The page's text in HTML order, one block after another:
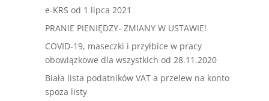
e-KRS od 1 lipca 2021
PRANIE PIENIĘDZY- ZMIANY W USTAWIE!
COVID-19, maseczki i przyłbice w pracy
obowiązkowe dla wszystkich od 28.11.2020
Biała lista podatników VAT a przelew na konto
spoza listy